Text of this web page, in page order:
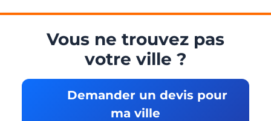
Vous ne trouvez pas
votre ville ?
Demander un devis pour
ma ville